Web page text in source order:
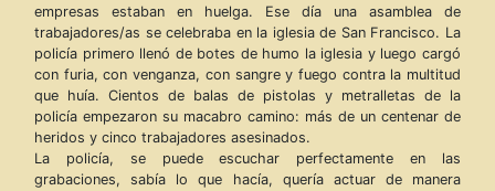
empresas estaban en huelga. Ese día una asamblea de
trabajadores/as se celebraba en la iglesia de San Francisco. La
policía primero llenó de botes de humo la iglesia y luego cargó
con furia, con venganza, con sangre y fuego contra la multitud
que huía. Cientos de balas de pistolas y metralletas de la
policía empezaron su macabro camino: más de un centenar de
heridos y cinco trabajadores asesinados.
La policía, se puede escuchar perfectamente en las
grabaciones, sabía lo que hacía, quería actuar de manera